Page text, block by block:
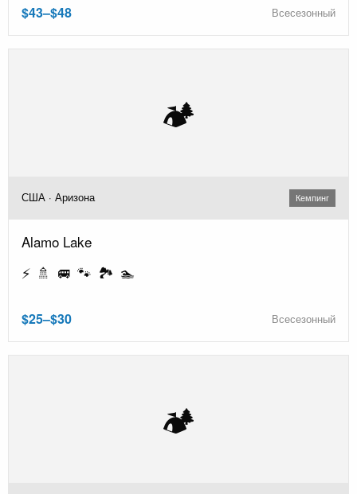
$43–$48 Всесезонный
🏕️
США · Аризона Кемпинг
Alamo Lake
⚡ 🚿 🚐 🐾 🏞️ 🏊
$25–$30 Всесезонный
🏕️